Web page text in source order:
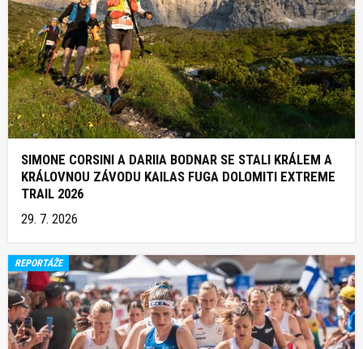
SIMONE CORSINI A DARIIA BODNAR SE STALI KRÁLEM A
KRÁLOVNOU ZÁVODU KAILAS FUGA DOLOMITI EXTREME
TRAIL 2026
29. 7. 2026
REPORTÁŽE